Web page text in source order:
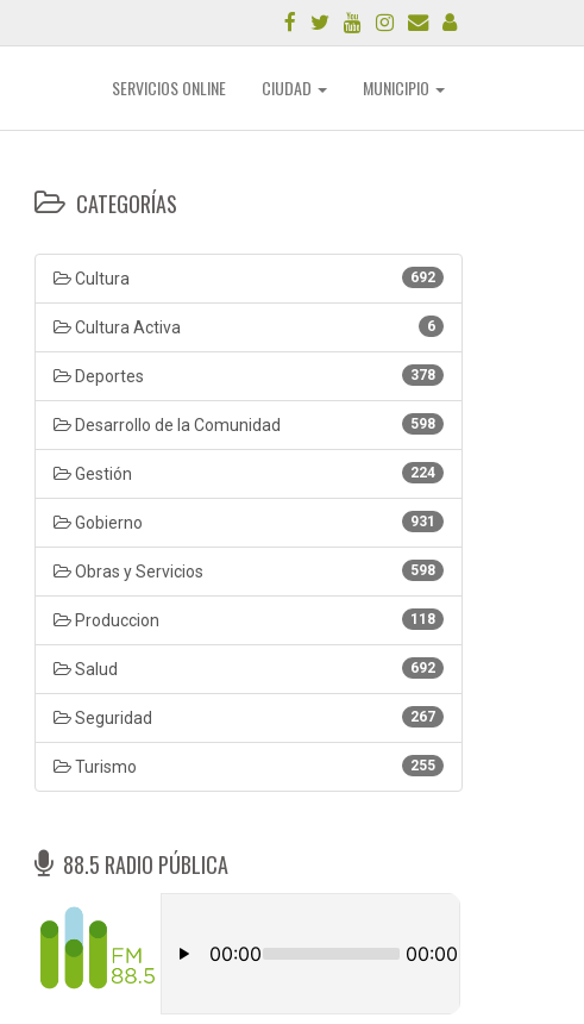
SERVICIOS ONLINE CIUDAD MUNICIPIO
CATEGORÍAS
692
Cultura
6
Cultura Activa
378
Deportes
598
Desarrollo de la Comunidad
224
Gestión
931
Gobierno
598
Obras y Servicios
118
Produccion
692
Salud
267
Seguridad
255
Turismo
88.5 RADIO PÚBLICA